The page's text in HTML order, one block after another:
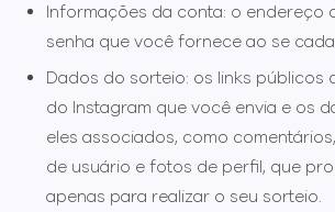
Informações da conta: o endereço
senha que você fornece ao se
Dados do sorteio: os links públicos
do Instagram que você envia e os
eles associados, como
de usuário e fotos de perfil, que
apenas para realizar o seu sorteio.